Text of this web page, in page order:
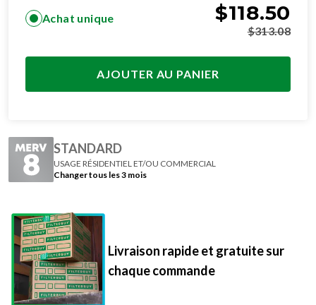
Achat unique $118.50
$313.08
AJOUTER AU PANIER
STANDARD
USAGE RÉSIDENTIEL ET/OU COMMERCIAL
Changer tous les 3 mois
Livraison rapide et gratuite sur
chaque commande